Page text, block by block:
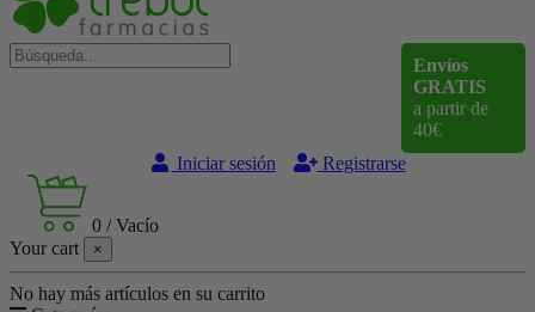
Envíos
GRATIS
a partir de
40€
Iniciar sesión
Registrarse
0 /Vacío
Your cart
×
No hay más artículos en su carrito